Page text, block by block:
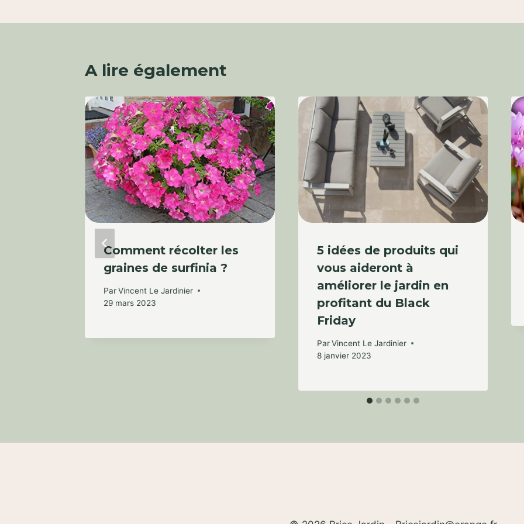
A lire également
Comment récolter les
graines de surfinia ?
ParVincent Le Jardinier
29 mars 2023
5 idées de produits qui
vous aideront à
améliorer le jardin en
profitant du Black
Friday
Par Vincent Le Jardinier
8 janvier 2023